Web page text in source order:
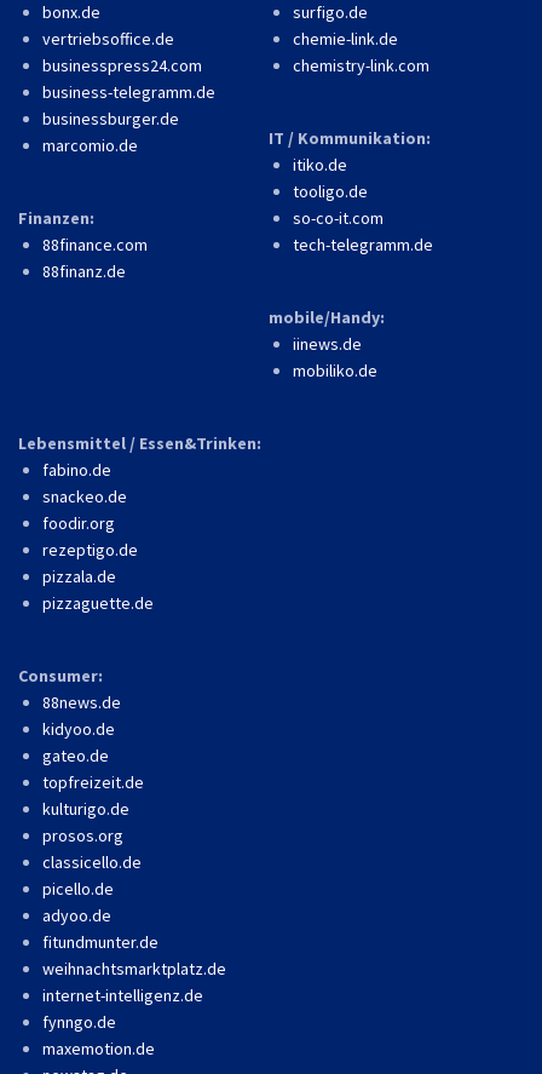
bonx.de
vertriebsoffice.de
businesspress24.com
business-telegramm.de
businessburger.de
marcomio.de
Finanzen:
88finance.com
88finanz.de
surfigo.de
chemie-link.de
chemistry-link.com
IT / Kommunikation:
itiko.de
tooligo.de
so-co-it.com
tech-telegramm.de
mobile/Handy:
iinews.de
mobiliko.de
Lebensmittel / Essen&Trinken:
fabino.de
snackeo.de
foodir.org
rezeptigo.de
pizzala.de
pizzaguette.de
Consumer:
88news.de
kidyoo.de
gateo.de
topfreizeit.de
kulturigo.de
prosos.org
classicello.de
picello.de
adyoo.de
fitundmunter.de
weihnachtsmarktplatz.de
internet-intelligenz.de
fynngo.de
maxemotion.de